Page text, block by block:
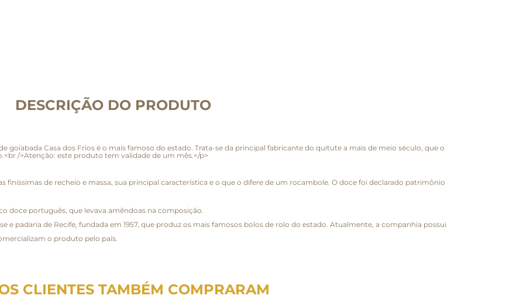
DESCRIÇÃO DO PRODUTO
Casa dos Frios é o mais famoso do estado. Trata-se da principal fabricante do quitute a mais de meio século, que o
/>Atenção: este produto tem validade de um mês.</p>
finíssimas de recheio e massa, sua principal característica e o que o difere de um rocambole. O doce foi declarado patrimônio
doce português, que levava amêndoas na composição.
e padaria de Recife, fundada em 1957, que produz os mais famosos bolos de rolo do estado. Atualmente, a companhia possui
o produto pelo país.
CLIENTES TAMBÉM COMPRARAM